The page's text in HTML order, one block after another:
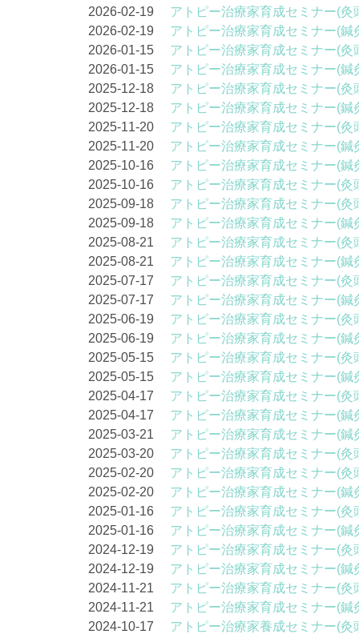
2026-02-19 アトピー治療家育成セミナー(灸
2026-02-19 アトピー治療家育成セミナー(鍼
2026-01-15 アトピー治療家育成セミナー(灸
2026-01-15 アトピー治療家育成セミナー(鍼
2025-12-18 アトピー治療家育成セミナー(灸
2025-12-18 アトピー治療家育成セミナー(鍼
2025-11-20 アトピー治療家育成セミナー(灸
2025-11-20 アトピー治療家育成セミナー(鍼
2025-10-16 アトピー治療家育成セミナー(鍼
2025-10-16 アトピー治療家育成セミナー(灸
2025-09-18 アトピー治療家育成セミナー(灸
2025-09-18 アトピー治療家育成セミナー(鍼
2025-08-21 アトピー治療家育成セミナー(灸
2025-08-21 アトピー治療家育成セミナー(鍼
2025-07-17 アトピー治療家育成セミナー(灸
2025-07-17 アトピー治療家育成セミナー(鍼
2025-06-19 アトピー治療家育成セミナー(灸
2025-06-19 アトピー治療家育成セミナー(鍼
2025-05-15 アトピー治療家育成セミナー(灸
2025-05-15 アトピー治療家育成セミナー(鍼
2025-04-17 アトピー治療家育成セミナー(灸
2025-04-17 アトピー治療家育成セミナー(鍼
2025-03-21 アトピー治療家育成セミナー(鍼
2025-03-20 アトピー治療家育成セミナー(灸
2025-02-20 アトピー治療家育成セミナー(灸
2025-02-20 アトピー治療家育成セミナー(鍼
2025-01-16 アトピー治療家育成セミナー(灸
2025-01-16 アトピー治療家育成セミナー(鍼
2024-12-19 アトピー治療家育成セミナー(灸
2024-12-19 アトピー治療家育成セミナー(鍼
2024-11-21 アトピー治療家育成セミナー(灸
2024-11-21 アトピー治療家育成セミナー(鍼
2024-10-17 アトピー治療家養成セミナー(灸